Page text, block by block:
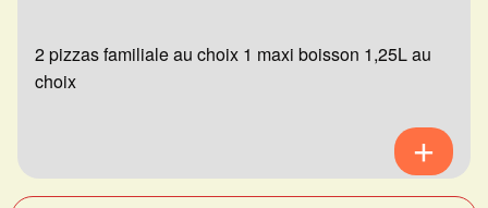
2 pizzas familiale au choix 1 maxi boisson 1,25L au
choix